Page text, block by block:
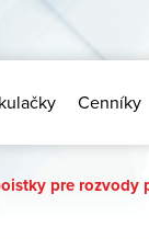
Cenníky
pre rozvody